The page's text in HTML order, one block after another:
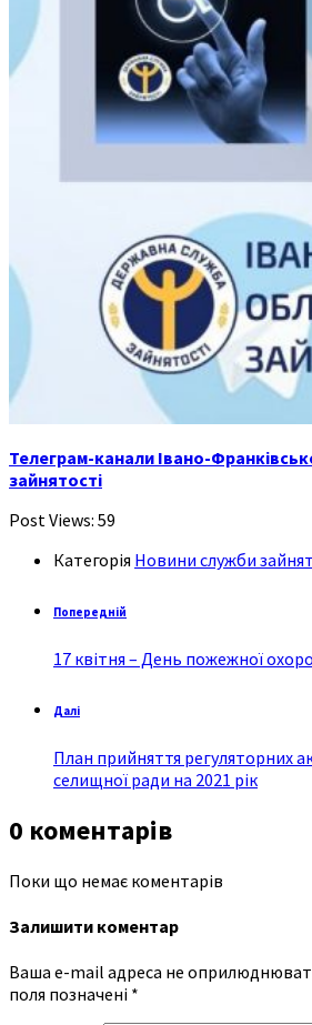
Телеграм-канали Івано-
зайнятості
Post Views: 59
Категорія Новини служби
Попередній
17 квітня – День пожежної
Далі
План прийняття регуляторних
селищної ради на 2021 рік
0 коментарів
Поки що немає коментарів
Залишити коментар
Ваша e-mail адреса не
поля позначені *